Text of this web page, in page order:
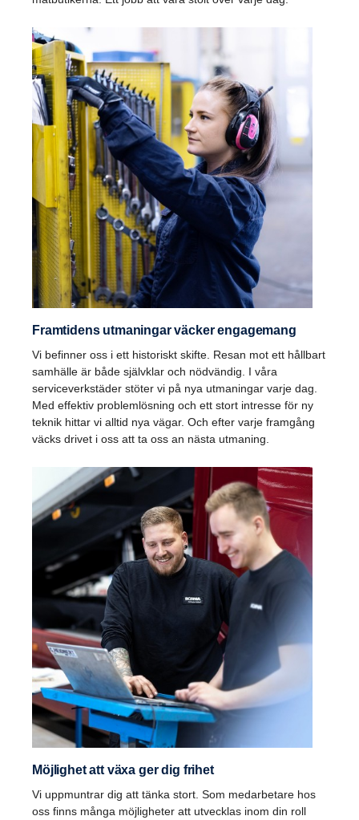
Framtidens utmaningar väcker engagemang
Vi befinner oss i ett historiskt skifte. Resan mot ett hållbart
samhälle är både självklar och nödvändig. I våra
serviceverkstäder stöter vi på nya utmaningar varje dag.
Med effektiv problemlösning och ett stort intresse för ny
teknik hittar vi alltid nya vägar. Och efter varje framgång
väcks drivet i oss att ta oss an nästa utmaning.
Möjlighet att växa ger dig frihet
Vi uppmuntrar dig att tänka stort. Som medarbetare hos
oss finns många möjligheter att utvecklas inom din roll